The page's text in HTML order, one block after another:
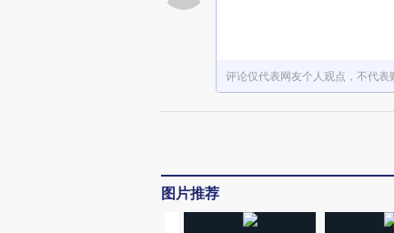
评论仅代表网友个人观点，不代表
图片推荐